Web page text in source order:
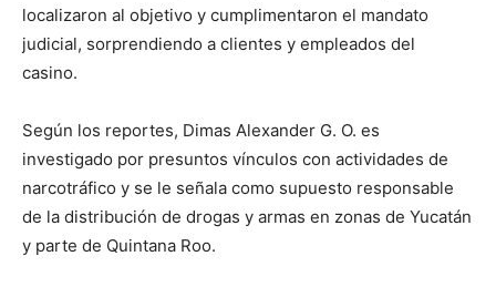
localizaron al objetivo y cumplimentaron el mandato
judicial, sorprendiendo a clientes y empleados del
casino.
Según los reportes, Dimas Alexander G. O. es
investigado por presuntos vínculos con actividades de
narcotráfico y se le señala como supuesto responsable
de la distribución de drogas y armas en zonas de Yucatán
y parte de Quintana Roo.